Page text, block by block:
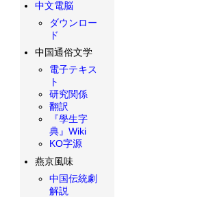
中文電脳
ダウンロー
ド
中国通俗文学
電子テキス
ト
研究関係
翻訳
『學生字
典』Wiki
KO字源
燕京風味
中国伝統劇
解説